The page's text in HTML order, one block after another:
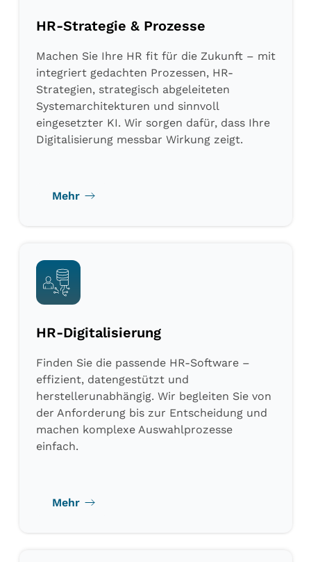
HR-Strategie & Prozesse
Machen Sie Ihre HR fit für die Zukunft – mit
integriert gedachten Prozessen, HR-
Strategien, strategisch abgeleiteten
Systemarchitekturen und sinnvoll
eingesetzter KI. Wir sorgen dafür, dass Ihre
Digitalisierung messbar Wirkung zeigt.
Mehr
HR-Digitalisierung
Finden Sie die passende HR-Software –
effizient, datengestützt und
herstellerunabhängig. Wir begleiten Sie von
der Anforderung bis zur Entscheidung und
machen komplexe Auswahlprozesse
einfach.
Mehr